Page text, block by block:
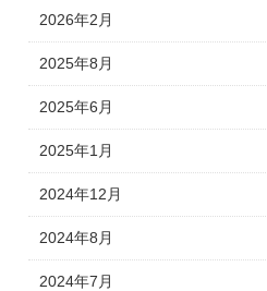
2026年2月
2025年8月
2025年6月
2025年1月
2024年12月
2024年8月
2024年7月